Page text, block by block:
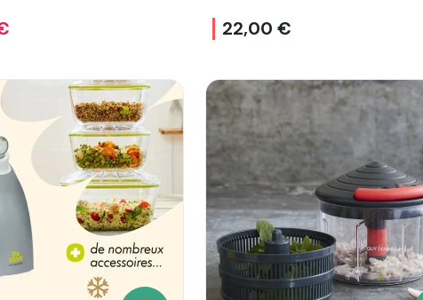
22,00 €